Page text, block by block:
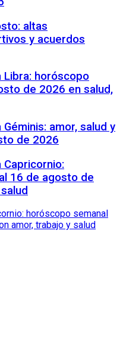
altas
y acuerdos
horóscopo
de 2026 en salud,
amor, salud y
de 2026
16 de agosto de